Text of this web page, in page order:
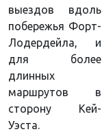
выездов вдоль
побережья Форт-
Лодердейла, и
для более
длинных
маршрутов в
сторону Кей-
Уэста.